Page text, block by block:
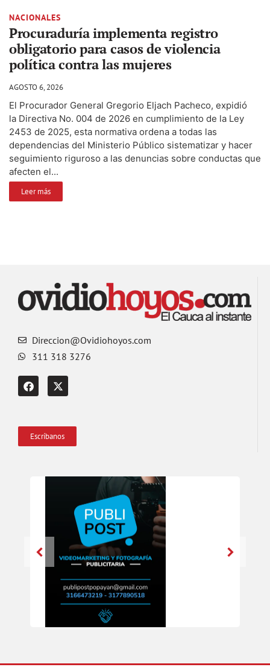
NACIONALES
Procuraduría implementa registro
obligatorio para casos de violencia
política contra las mujeres
AGOSTO 6, 2026
El Procurador General Gregorio Eljach Pacheco, expidió
la Directiva No. 004 de 2026 en cumplimiento de la Ley
2453 de 2025, esta normativa ordena a todas las
dependencias del Ministerio Público sistematizar y hacer
seguimiento riguroso a las denuncias sobre conductas que
afecten el...
Leer más
Direccion@Ovidiohoyos.com
311 318 3276
Escríbanos